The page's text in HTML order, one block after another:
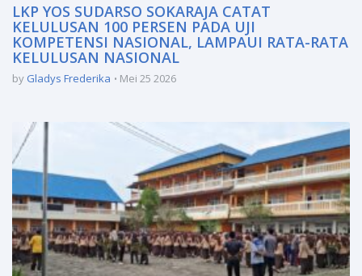
LKP YOS SUDARSO SOKARAJA CATAT
KELULUSAN 100 PERSEN PADA UJI
KOMPETENSI NASIONAL, LAMPAUI RATA-RATA
KELULUSAN NASIONAL
by Gladys Frederika Mei 25 2026